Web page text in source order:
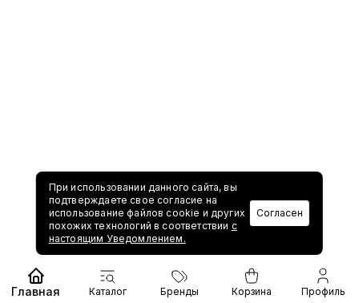
При использовании данного сайта, вы
подтверждаете свое согласие на
использование файлов cookie и других
похожих технологий в соответствии с
настоящим Уведомлением.
Согласен
Главная Каталог Бренды Корзина Профиль